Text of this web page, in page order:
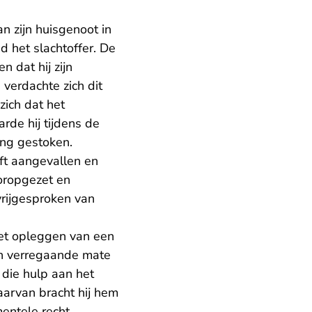
zijn huisgenoot in
het slachtoffer. De
dat hij zijn
zich dit
dat het
hij tijdens de
gestoken.
aangevallen en
en
van
opleggen van een
verregaande mate
hulp aan het
bracht hij hem